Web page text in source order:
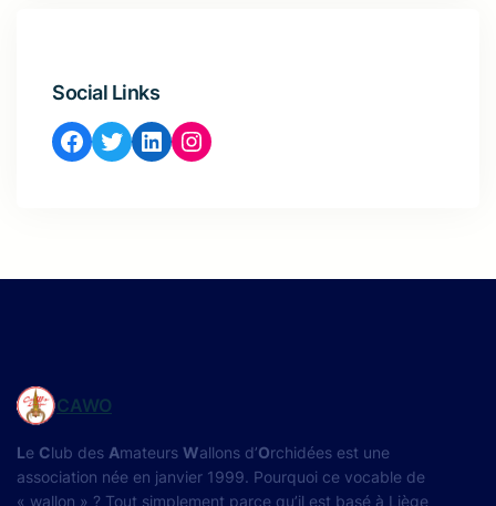
Social Links
Facebook Twitter LinkedIn Instagram
CAWO
Le Club des Amateurs Wallons d’Orchidées est une
association née en janvier 1999. Pourquoi ce vocable de
« wallon » ? Tout simplement parce qu’il est basé à Liège